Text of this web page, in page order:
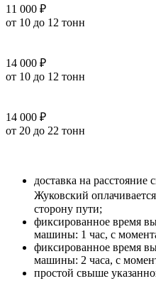
11 000 ₽
от 10 до 12 тонн
14 000 ₽
от 10 до 12 тонн
14 000 ₽
от 20 до 22 тонн
доставка на расстояние
Жуковский
сторону пути;
фиксированное время
машины: 1 час, с
фиксированное время
машины: 2 часа, с
простой свыше